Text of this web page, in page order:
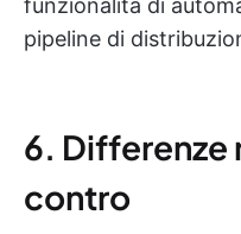
funzionalità di
pipeline di
6. Differenze
contro